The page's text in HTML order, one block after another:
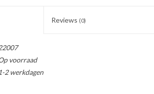
Reviews (0)
voorraad
1-2 werkdagen